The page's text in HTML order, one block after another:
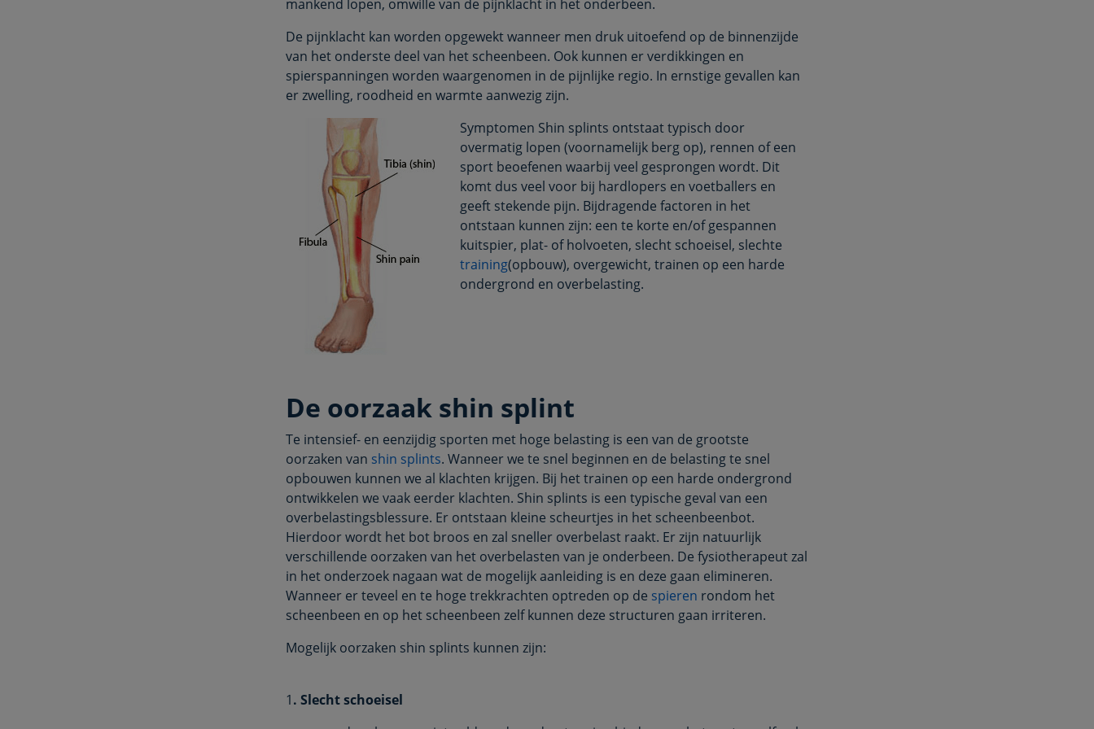
mankend lopen, omwille van de pijnklacht in het onderbeen.
De pijnklacht kan worden opgewekt wanneer men druk uitoefend op de binnenzijde
van het onderste deel van het scheenbeen. Ook kunnen er verdikkingen en
spierspanningen worden waargenomen in de pijnlijke regio. In ernstige gevallen kan
er zwelling, roodheid en warmte aanwezig zijn.
Symptomen Shin splints ontstaat typisch door
overmatig lopen (voornamelijk berg op), rennen of een
sport beoefenen waarbij veel gesprongen wordt. Dit
komt dus veel voor bij hardlopers en voetballers en
geeft stekende pijn. Bijdragende factoren in het
ontstaan kunnen zijn: een te korte en/of gespannen
kuitspier, plat- of holvoeten, slecht schoeisel, slechte
training(opbouw), overgewicht, trainen op een harde
ondergrond en overbelasting.
De oorzaak shin splint
Te intensief- en eenzijdig sporten met hoge belasting is een van de grootste
oorzaken van shin splints. Wanneer we te snel beginnen en de belasting te snel
opbouwen kunnen we al klachten krijgen. Bij het trainen op een harde ondergrond
ontwikkelen we vaak eerder klachten. Shin splints is een typische geval van een
overbelastingsblessure. Er ontstaan kleine scheurtjes in het scheenbeenbot.
Hierdoor wordt het bot broos en zal sneller overbelast raakt. Er zijn natuurlijk
verschillende oorzaken van het overbelasten van je onderbeen. De fysiotherapeut zal
in het onderzoek nagaan wat de mogelijk aanleiding is en deze gaan elimineren.
Wanneer er teveel en te hoge trekkrachten optreden op de spieren rondom het
scheenbeen en op het scheenbeen zelf kunnen deze structuren gaan irriteren.
Mogelijk oorzaken shin splints kunnen zijn:
1. Slecht schoeisel